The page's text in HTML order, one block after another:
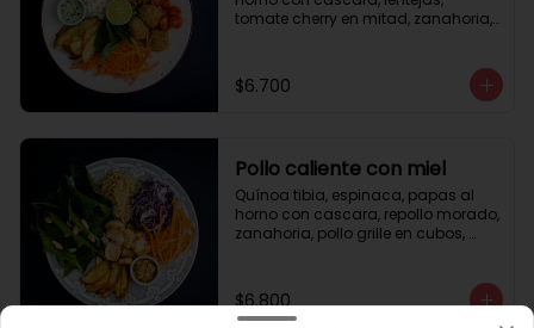
tomate cherry en mitad, zanahoria,
$6.700
Pollo caliente con miel
Quínoa tibia, espinaca, papas al
horno con cascara, repollo morado,
zanahoria, pollo grille en cubos,
$6.800